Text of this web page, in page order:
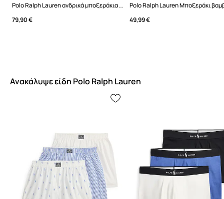
Polo Ralph Lauren ανδρικά μποξεράκια 5-pack
79,90 €
49,99 €
Ανακάλυψε είδη Polo Ralph Lauren